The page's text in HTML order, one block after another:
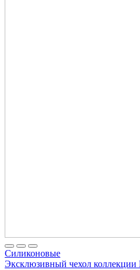
Cиликоновые
Эксклюзивный чехол коллекции